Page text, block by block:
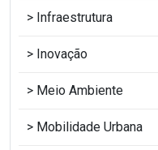
Infraestrutura
Inovação
Meio Ambiente
Mobilidade Urbana